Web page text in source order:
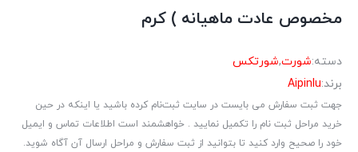
مخصوص عادت ماهیانه ) کرم
دسته:شورت,شورتکس
برند:Aipinlu
جهت ثبت سفارش می بایست در سایت ثبت‌نام کرده باشید یا اینکه در حین
خرید مراحل ثبت نام را تکمیل نمایید . خواهشمند است اطلاعات تماس و ایمیل
خود را صحیح وارد کنید تا بتوانید از ثبت سفارش و مراحل ارسال آن آگاه شوید.